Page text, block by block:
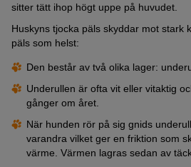
sitter tätt ihop högt uppe på huvudet.
Huskyns tjocka päls skyddar mot stark
päls som helst:
Den består av två olika lager:
Underullen är ofta vit eller vitaktig
gånger om året.
När hunden rör på sig gnids
varandra vilket ger en friktion som
värme. Värmen lagras sedan av